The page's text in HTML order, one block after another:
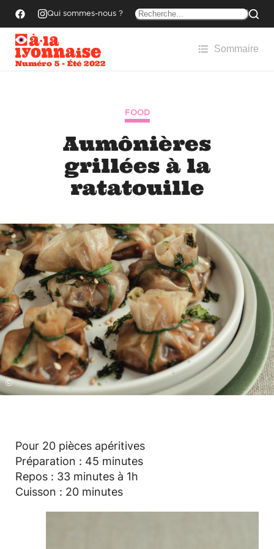
Qui sommes-nous ?
Numéro 5 - Été 2022
Sommaire
FOOD
Aumônières
grillées à la
ratatouille
©
Pour 20 pièces apéritives
Préparation : 45 minutes
Repos : 33 minutes à 1h
Cuisson : 20 minutes